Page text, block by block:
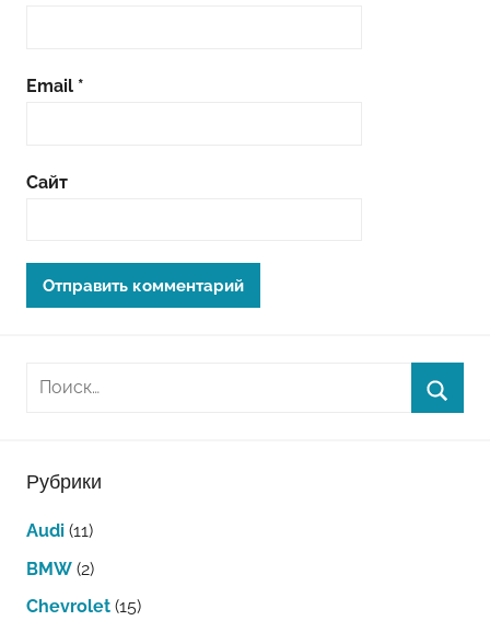
Email *
Сайт
Рубрики
Audi (11)
BMW (2)
Chevrolet (15)